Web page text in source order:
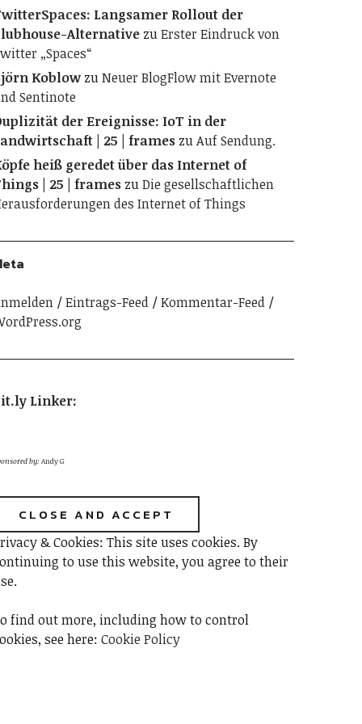
Langsamer Rollout der
AlternativezuErster Eindruck von
„Spaces“
KoblowzuNeuer BlogFlow mit Evernote
Sentinote
der Ereignisse: IoT in der
| 25 | frameszuAuf Sendung.
heiß geredet über das Internet of
| 25 | frameszuDie gesellschaftlichen
des Internet of Things
Eintrags-Feed
Kommentar-Feed
Linker:
by: Andy G
& Cookies: This site uses cookies. By
to use this website, you agree to their
find out more, including how to control
see here: Cookie Policy